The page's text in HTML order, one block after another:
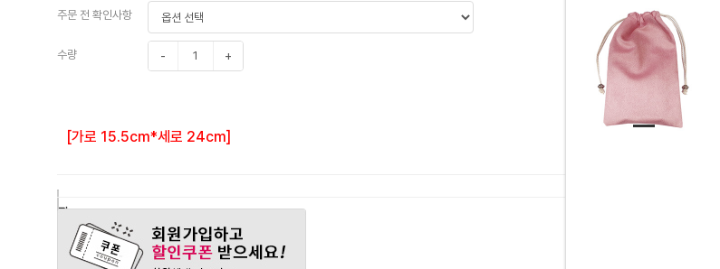
주문 전 확인사항
수량 - +
[가로 15.5cm*세로 24cm]
구
장
관